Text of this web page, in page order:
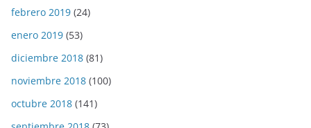
febrero 2019 (24)
enero 2019 (53)
diciembre 2018 (81)
noviembre 2018 (100)
octubre 2018 (141)